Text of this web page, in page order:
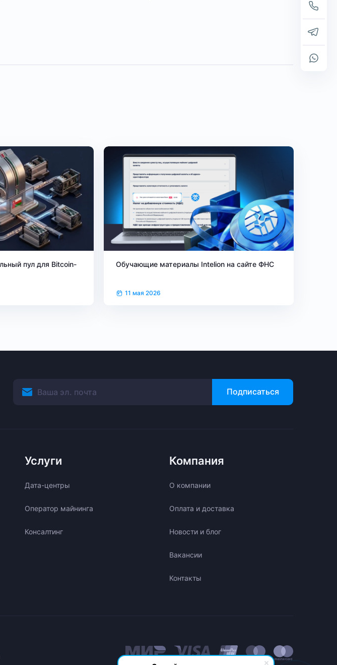
пул для Bitcoin-
Обучающие материалы Intelion на сайте ФНС
11 мая 2026
Подписаться
Услуги
Дата-центры
Оператор майнинга
Консалтинг
Компания
О компании
Оплата и доставка
Новости и блог
Вакансии
Контакты